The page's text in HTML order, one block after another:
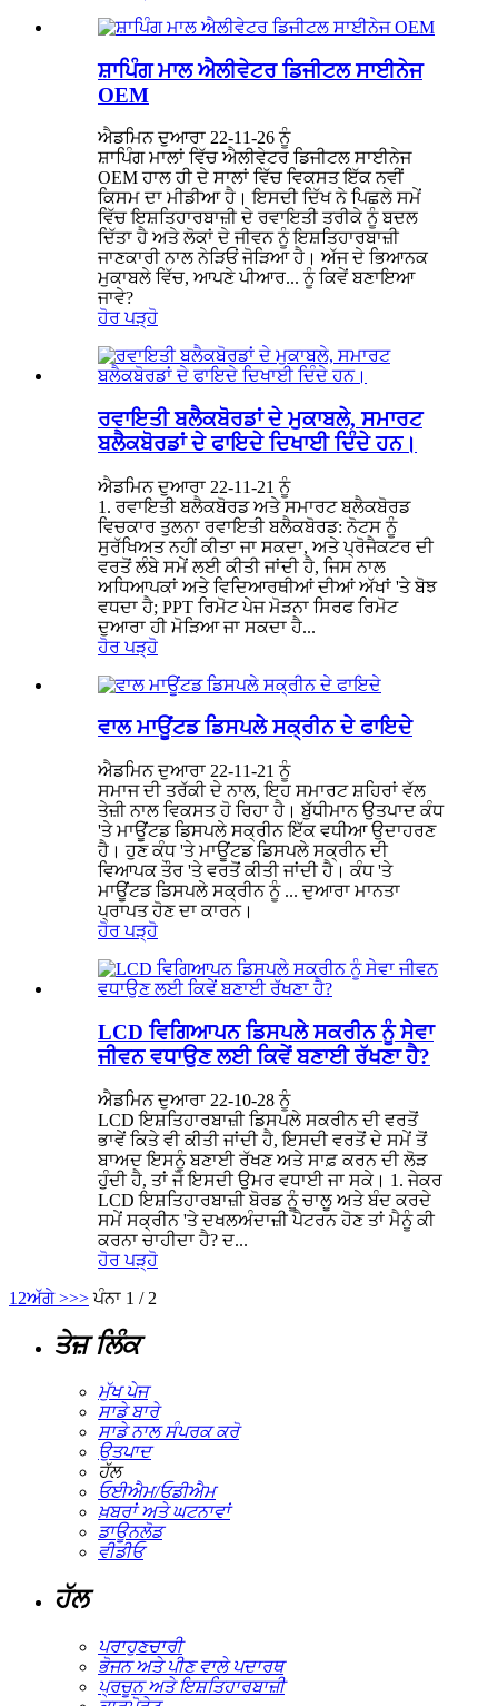
ਸ਼ਾਪਿੰਗ ਮਾਲ ਐਲੀਵੇਟਰ ਡਿਜੀਟਲ ਸਾਈਨੇਜ
OEM
ਐਡਮਿਨ ਦੁਆਰਾ 22-11-26 ਨੂੰ
ਸ਼ਾਪਿੰਗ ਮਾਲਾਂ ਵਿੱਚ ਐਲੀਵੇਟਰ ਡਿਜੀਟਲ ਸਾਈਨੇਜ
OEM ਹਾਲ ਹੀ ਦੇ ਸਾਲਾਂ ਵਿੱਚ ਵਿਕਸਤ ਇੱਕ ਨਵੀਂ
ਕਿਸਮ ਦਾ ਮੀਡੀਆ ਹੈ। ਇਸਦੀ ਦਿੱਖ ਨੇ ਪਿਛਲੇ ਸਮੇਂ
ਵਿੱਚ ਇਸ਼ਤਿਹਾਰਬਾਜ਼ੀ ਦੇ ਰਵਾਇਤੀ ਤਰੀਕੇ ਨੂੰ ਬਦਲ
ਦਿੱਤਾ ਹੈ ਅਤੇ ਲੋਕਾਂ ਦੇ ਜੀਵਨ ਨੂੰ ਇਸ਼ਤਿਹਾਰਬਾਜ਼ੀ
ਜਾਣਕਾਰੀ ਨਾਲ ਨੇੜਿਓਂ ਜੋੜਿਆ ਹੈ। ਅੱਜ ਦੇ ਭਿਆਨਕ
ਮੁਕਾਬਲੇ ਵਿੱਚ, ਆਪਣੇ ਪੀਆਰ... ਨੂੰ ਕਿਵੇਂ ਬਣਾਇਆ
ਜਾਵੇ?
ਹੋਰ ਪੜ੍ਹੋ
ਰਵਾਇਤੀ ਬਲੈਕਬੋਰਡਾਂ ਦੇ ਮੁਕਾਬਲੇ, ਸਮਾਰਟ
ਬਲੈਕਬੋਰਡਾਂ ਦੇ ਫਾਇਦੇ ਦਿਖਾਈ ਦਿੰਦੇ ਹਨ।
ਐਡਮਿਨ ਦੁਆਰਾ 22-11-21 ਨੂੰ
1. ਰਵਾਇਤੀ ਬਲੈਕਬੋਰਡ ਅਤੇ ਸਮਾਰਟ ਬਲੈਕਬੋਰਡ
ਵਿਚਕਾਰ ਤੁਲਨਾ ਰਵਾਇਤੀ ਬਲੈਕਬੋਰਡ: ਨੋਟਸ ਨੂੰ
ਸੁਰੱਖਿਅਤ ਨਹੀਂ ਕੀਤਾ ਜਾ ਸਕਦਾ, ਅਤੇ ਪ੍ਰੋਜੈਕਟਰ ਦੀ
ਵਰਤੋਂ ਲੰਬੇ ਸਮੇਂ ਲਈ ਕੀਤੀ ਜਾਂਦੀ ਹੈ, ਜਿਸ ਨਾਲ
ਅਧਿਆਪਕਾਂ ਅਤੇ ਵਿਦਿਆਰਥੀਆਂ ਦੀਆਂ ਅੱਖਾਂ 'ਤੇ ਬੋਝ
ਵਧਦਾ ਹੈ; PPT ਰਿਮੋਟ ਪੇਜ ਮੋੜਨਾ ਸਿਰਫ ਰਿਮੋਟ
ਦੁਆਰਾ ਹੀ ਮੋੜਿਆ ਜਾ ਸਕਦਾ ਹੈ...
ਹੋਰ ਪੜ੍ਹੋ
ਵਾਲ ਮਾਊਂਟਡ ਡਿਸਪਲੇ ਸਕ੍ਰੀਨ ਦੇ ਫਾਇਦੇ
ਐਡਮਿਨ ਦੁਆਰਾ 22-11-21 ਨੂੰ
ਸਮਾਜ ਦੀ ਤਰੱਕੀ ਦੇ ਨਾਲ, ਇਹ ਸਮਾਰਟ ਸ਼ਹਿਰਾਂ ਵੱਲ
ਤੇਜ਼ੀ ਨਾਲ ਵਿਕਸਤ ਹੋ ਰਿਹਾ ਹੈ। ਬੁੱਧੀਮਾਨ ਉਤਪਾਦ ਕੰਧ
'ਤੇ ਮਾਊਂਟਡ ਡਿਸਪਲੇ ਸਕ੍ਰੀਨ ਇੱਕ ਵਧੀਆ ਉਦਾਹਰਣ
ਹੈ। ਹੁਣ ਕੰਧ 'ਤੇ ਮਾਊਂਟਡ ਡਿਸਪਲੇ ਸਕ੍ਰੀਨ ਦੀ
ਵਿਆਪਕ ਤੌਰ 'ਤੇ ਵਰਤੋਂ ਕੀਤੀ ਜਾਂਦੀ ਹੈ। ਕੰਧ 'ਤੇ
ਮਾਊਂਟਡ ਡਿਸਪਲੇ ਸਕ੍ਰੀਨ ਨੂੰ ... ਦੁਆਰਾ ਮਾਨਤਾ
ਪ੍ਰਾਪਤ ਹੋਣ ਦਾ ਕਾਰਨ।
ਹੋਰ ਪੜ੍ਹੋ
LCD ਵਿਗਿਆਪਨ ਡਿਸਪਲੇ ਸਕਰੀਨ ਨੂੰ ਸੇਵਾ
ਜੀਵਨ ਵਧਾਉਣ ਲਈ ਕਿਵੇਂ ਬਣਾਈ ਰੱਖਣਾ ਹੈ?
ਐਡਮਿਨ ਦੁਆਰਾ 22-10-28 ਨੂੰ
LCD ਇਸ਼ਤਿਹਾਰਬਾਜ਼ੀ ਡਿਸਪਲੇ ਸਕਰੀਨ ਦੀ ਵਰਤੋਂ
ਭਾਵੇਂ ਕਿਤੇ ਵੀ ਕੀਤੀ ਜਾਂਦੀ ਹੈ, ਇਸਦੀ ਵਰਤੋਂ ਦੇ ਸਮੇਂ ਤੋਂ
ਬਾਅਦ ਇਸਨੂੰ ਬਣਾਈ ਰੱਖਣ ਅਤੇ ਸਾਫ਼ ਕਰਨ ਦੀ ਲੋੜ
ਹੁੰਦੀ ਹੈ, ਤਾਂ ਜੋ ਇਸਦੀ ਉਮਰ ਵਧਾਈ ਜਾ ਸਕੇ। 1. ਜੇਕਰ
LCD ਇਸ਼ਤਿਹਾਰਬਾਜ਼ੀ ਬੋਰਡ ਨੂੰ ਚਾਲੂ ਅਤੇ ਬੰਦ ਕਰਦੇ
ਸਮੇਂ ਸਕ੍ਰੀਨ 'ਤੇ ਦਖਲਅੰਦਾਜ਼ੀ ਪੈਟਰਨ ਹੋਣ ਤਾਂ ਮੈਨੂੰ ਕੀ
ਕਰਨਾ ਚਾਹੀਦਾ ਹੈ? ਦ...
ਹੋਰ ਪੜ੍ਹੋ
1 2ਅੱਗੇ >>> ਪੰਨਾ 1 / 2
ਤੇਜ਼ ਲਿੰਕ
ਮੁੱਖ ਪੇਜ
ਸਾਡੇ ਬਾਰੇ
ਸਾਡੇ ਨਾਲ ਸੰਪਰਕ ਕਰੋ
ਉਤਪਾਦ
ਹੱਲ
ਓਈਐਮ/ਓਡੀਐਮ
ਖ਼ਬਰਾਂ ਅਤੇ ਘਟਨਾਵਾਂ
ਡਾਊਨਲੋਡ
ਵੀਡੀਓ
ਹੱਲ
ਪਰਾਹੁਣਚਾਰੀ
ਭੋਜਨ ਅਤੇ ਪੀਣ ਵਾਲੇ ਪਦਾਰਥ
ਪ੍ਰਚੂਨ ਅਤੇ ਇਸ਼ਤਿਹਾਰਬਾਜ਼ੀ